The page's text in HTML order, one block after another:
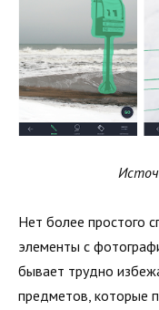
Нет более простого
элементы с
бывает трудно
предметов, которые